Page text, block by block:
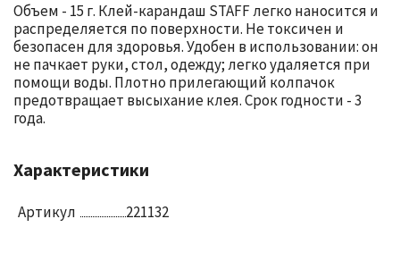
Объем - 15 г. Клей-карандаш STAFF легко наносится и
распределяется по поверхности. Не токсичен и
безопасен для здоровья. Удобен в использовании: он
не пачкает руки, стол, одежду; легко удаляется при
помощи воды. Плотно прилегающий колпачок
предотвращает высыхание клея. Срок годности - 3
года.
Характеристики
Артикул 221132